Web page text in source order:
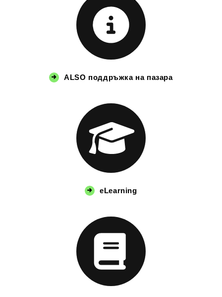
ALSO поддръжка на пазара
eLearning